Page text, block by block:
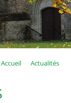
Accueil Actualités